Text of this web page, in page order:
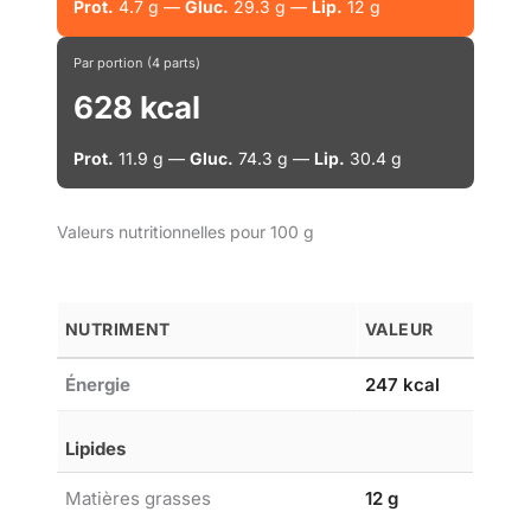
Prot. 4.7 g — Gluc. 29.3 g — Lip. 12 g
Par portion (4 parts)
628 kcal
Prot. 11.9 g — Gluc. 74.3 g — Lip. 30.4 g
Valeurs nutritionnelles pour 100 g
NUTRIMENT VALEUR
Énergie 247 kcal
Lipides
Matières grasses 12 g